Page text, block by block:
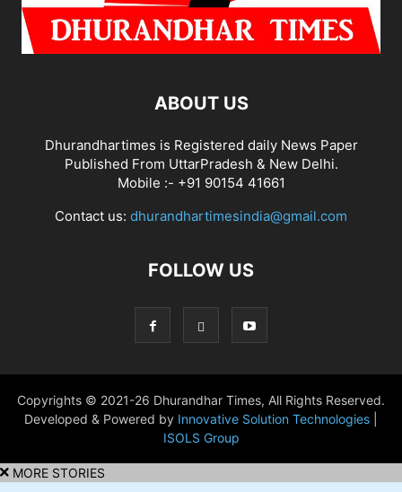
ABOUT US
Dhurandhartimes is Registered daily News Paper
Published From UttarPradesh & New Delhi.
Mobile :- +91 90154 41661
Contact us: dhurandhartimesindia@gmail.com
FOLLOW US
Copyrights © 2021-26 Dhurandhar Times, All Rights Reserved.
Developed & Powered by Innovative Solution Technologies
ISOLS Group
MORE STORIES